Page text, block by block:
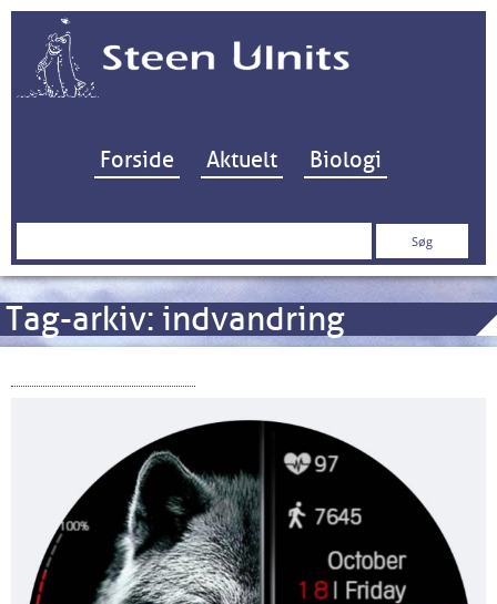
Hop til indhold
Forside Aktuelt Biologi
Søg
Tag-arkiv: indvandring